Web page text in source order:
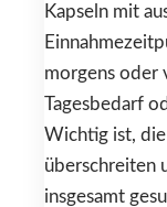
Kapseln mit
morgens oder
Tagesbedarf
Wichtig ist,
überschreiten
insgesamt